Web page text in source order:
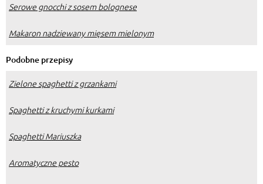
Serowe gnocchi z sosem bolognese
Makaron nadziewany mięsem mielonym
Podobne przepisy
Zielone spaghetti z grzankami
Spaghetti z kruchymi kurkami
Spaghetti Mariuszka
Aromatyczne pesto